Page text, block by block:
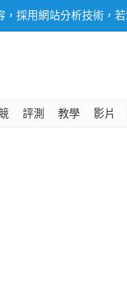
採用網站分析技術，
評測 教學 影片